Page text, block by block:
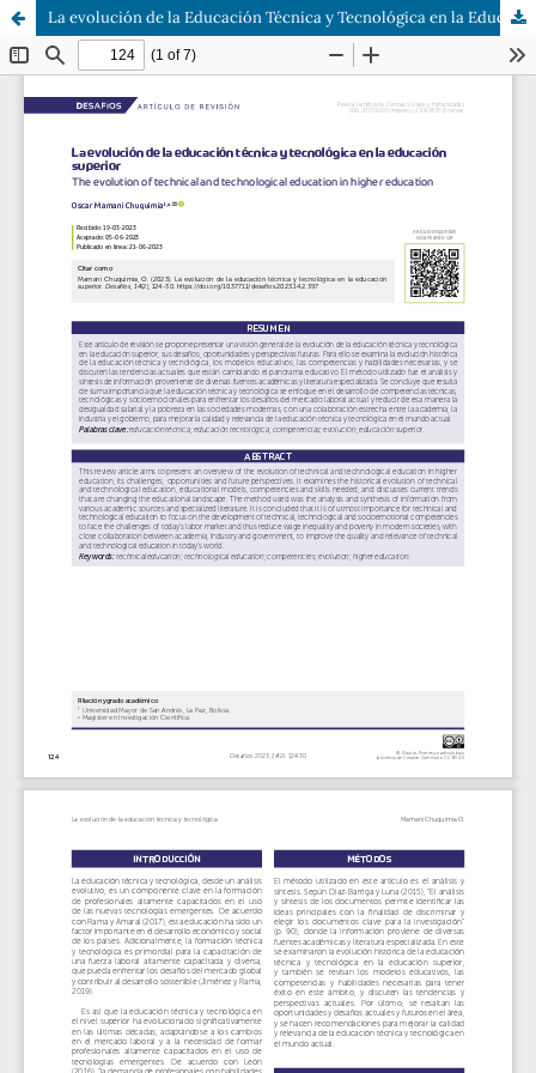
La evolución de la Educación Técnica y Tecnológica en la Educación Superior